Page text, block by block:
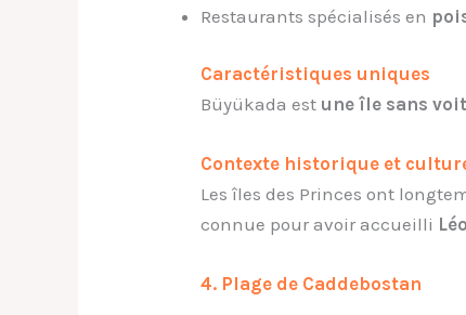
Restaurants spécialisés en
Caractéristiques uniques
Büyükada est une île sans
Contexte historique et
Les îles des Princes ont
connue pour avoir accueilli
4. Plage de Caddebostan